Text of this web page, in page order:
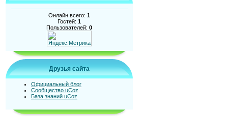
Онлайн всего: 1
Гостей: 1
Пользователей: 0
Друзья сайта
Официальный блог
Сообщество uCoz
База знаний uCoz